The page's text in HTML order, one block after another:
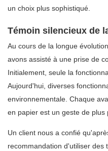
un choix plus sophistiqué.
Témoin silencieux de
Au cours de la longue
avons assisté à une prise de
Initialement, seule la
Aujourd'hui, diverses
environnementale. Chaque
en papier est un geste de plus
Un client nous a confié
recommandation d'utiliser des